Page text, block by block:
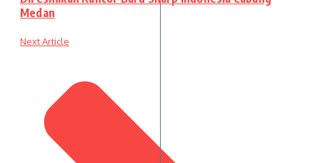
Medan
Next Article